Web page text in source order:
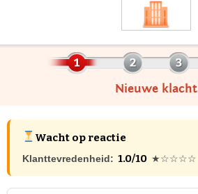
Nieuwe klacht
Wacht op reactie
Klanttevredenheid: 1.0/10 ★☆☆☆☆